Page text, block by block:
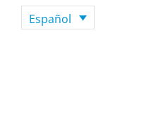
Español